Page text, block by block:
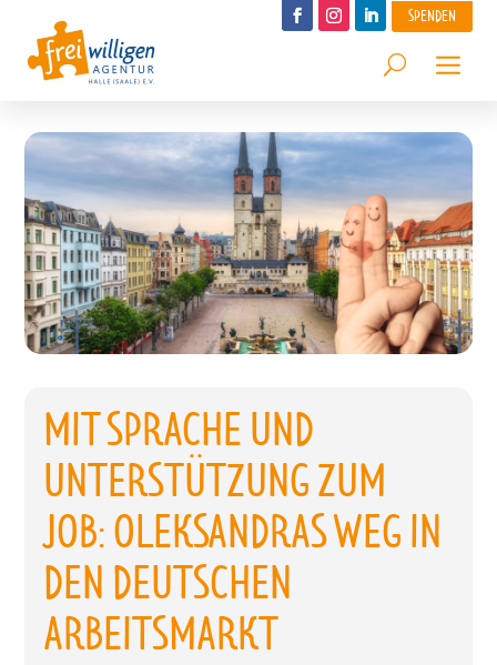
SPENDEN
MIT SPRACHE UND
UNTERSTÜTZUNG ZUM
JOB: OLEKSANDRAS WEG IN
DEN DEUTSCHEN
ARBEITSMARKT